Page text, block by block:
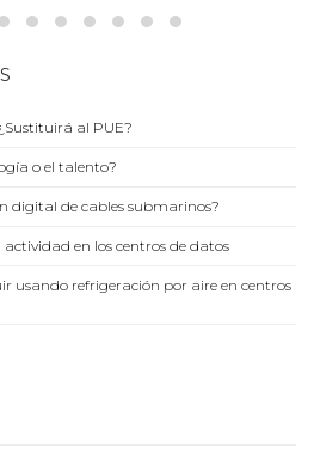
al PUE?
o el talento?
digital de cables submarinos?
en los centros de datos
usando refrigeración por aire en centros